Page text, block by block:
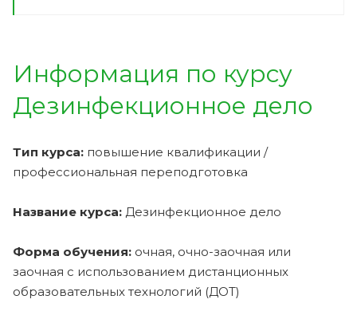
Информация по курсу
Дезинфекционное дело
Тип курса: повышение квалификации /
профессиональная переподготовка
Название курса: Дезинфекционное дело
Форма обучения: очная, очно-заочная или
заочная с использованием дистанционных
образовательных технологий (ДОТ)